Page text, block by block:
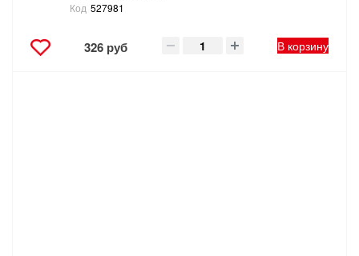
Код 527981
326 руб В корзину